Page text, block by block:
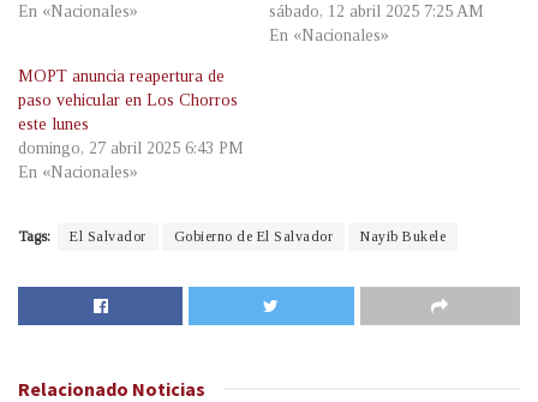
En «Nacionales»
sábado, 12 abril 2025 7:25 AM
En «Nacionales»
MOPT anuncia reapertura de
paso vehicular en Los Chorros
este lunes
domingo, 27 abril 2025 6:43 PM
En «Nacionales»
Tags: El Salvador Gobierno de El Salvador Nayib Bukele
Relacionado Noticias